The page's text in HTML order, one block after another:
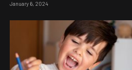
January 6, 2024